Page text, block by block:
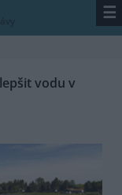
☰
vodu v